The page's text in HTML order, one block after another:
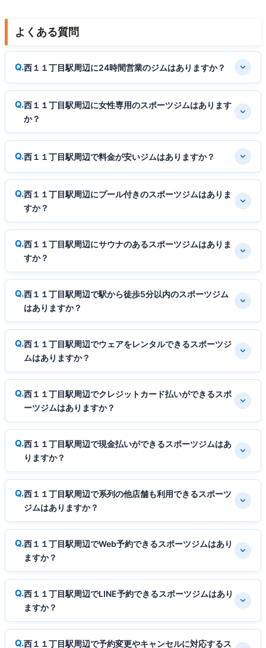
よくある質問
西１１丁目駅周辺に24時間営業のジムはありますか？
西１１丁目駅周辺に女性専用のスポーツジムはあります
か？
西１１丁目駅周辺で料金が安いジムはありますか？
西１１丁目駅周辺にプール付きのスポーツジムはありま
すか？
西１１丁目駅周辺にサウナのあるスポーツジムはありま
すか？
西１１丁目駅周辺で駅から徒歩5分以内のスポーツジム
はありますか？
西１１丁目駅周辺でウェアをレンタルできるスポーツジ
ムはありますか？
西１１丁目駅周辺でクレジットカード払いができるスポ
ーツジムはありますか？
西１１丁目駅周辺で現金払いができるスポーツジムはあ
りますか？
西１１丁目駅周辺で系列の他店舗も利用できるスポーツ
ジムはありますか？
西１１丁目駅周辺でWeb予約できるスポーツジムはあり
ますか？
西１１丁目駅周辺でLINE予約できるスポーツジムはあり
ますか？
西１１丁目駅周辺で予約変更やキャンセルに対応するス